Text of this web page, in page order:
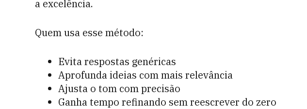
a excelência.
Quem usa esse método:
Evita respostas genéricas
Aprofunda ideias com mais relevância
Ajusta o tom com precisão
Ganha tempo refinando sem reescrever do zero